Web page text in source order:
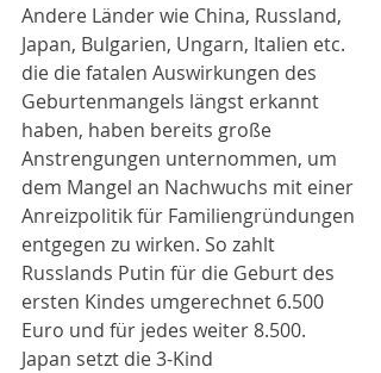
Andere Länder wie China, Russland,
Japan, Bulgarien, Ungarn, Italien etc.
die die fatalen Auswirkungen des
Geburtenmangels längst erkannt
haben, haben bereits große
Anstrengungen unternommen, um
dem Mangel an Nachwuchs mit einer
Anreizpolitik für Familiengründungen
entgegen zu wirken. So zahlt
Russlands Putin für die Geburt des
ersten Kindes umgerechnet 6.500
Euro und für jedes weiter 8.500.
Japan setzt die 3-Kind